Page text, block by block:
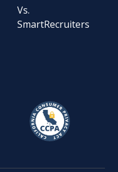
Vs.
SmartRecruiters